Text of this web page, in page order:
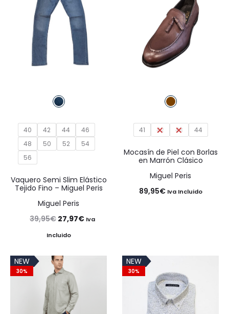
40 42 44
46
48
50 52
54
56
Vaquero Semi Slim Elástico
Tejido Fino – Miguel Peris
Miguel Peris
39,95€ El
precio
era:
39,95€.
27,97€ElIva
Incluido
41 42 43 44
Mocasín de Piel con Borlas
en Marrón Clásico
Miguel Peris
89,95€ Iva Incluido
NEW
30%
NEW
30%